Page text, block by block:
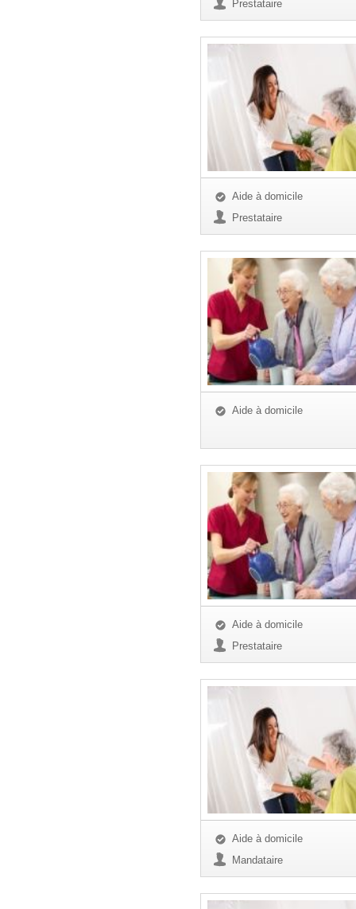
Prestataire
Aide à domicile
Prestataire
Aide à domicile
Aide à domicile
Prestataire
Aide à domicile
Mandataire